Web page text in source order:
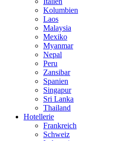
Kolumbien
Laos
Malaysia
Mexiko
Myanmar
Nepal
Peru
Zansibar
Spanien
Singapur
Sri Lanka
Thailand
Hotellerie
Frankreich
Schweiz